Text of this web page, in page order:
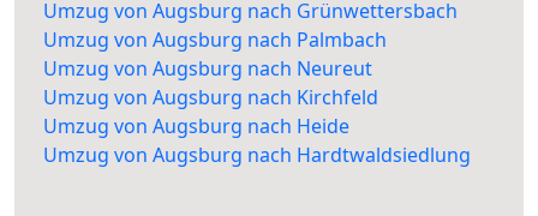
Umzug von Augsburg nach Grünwettersbach
Umzug von Augsburg nach Palmbach
Umzug von Augsburg nach Neureut
Umzug von Augsburg nach Kirchfeld
Umzug von Augsburg nach Heide
Umzug von Augsburg nach Hardtwaldsiedlung